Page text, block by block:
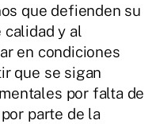
que defienden su
calidad y al
en condiciones
que se sigan
por falta de
parte de la